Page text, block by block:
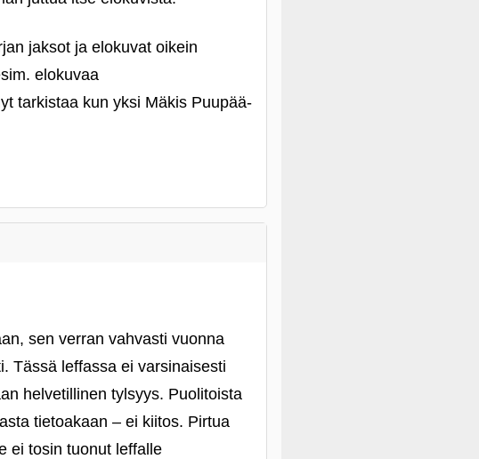
jaksot ja elokuvat oikein
elokuvaa
tarkistaa kun yksi Mäkis Puupää-
sen verran vahvasti vuonna
Tässä leffassa ei varsinaisesti
helvetillinen tylsyys. Puolitoista
tietoakaan – ei kiitos. Pirtua
ei tosin tuonut leffalle